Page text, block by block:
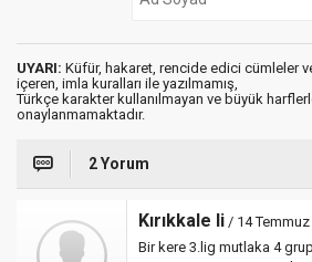
UYARI: Küfür, hakaret, rencide edici cümleler
içeren, imla kuralları ile yazılmamış,
Türkçe karakter kullanılmayan ve büyük
onaylanmamaktadır.
2 Yorum
Kırıkkale li / 14
Bir kere 3.lig mutlaka 4